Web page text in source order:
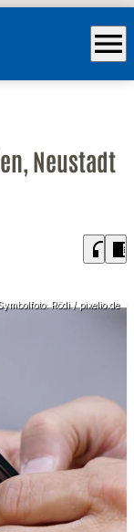
menu
Neustadt
headphones chrome_reader_mode
Symbolfoto: Rödi / pixelio.de